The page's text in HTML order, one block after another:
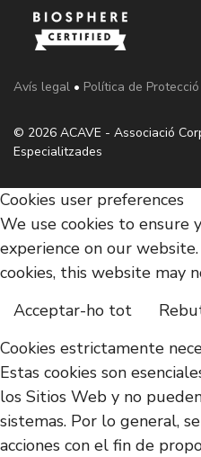
Avís legal • Política de
© 2026 ACAVE - Associació
Especialitzades
Cookies user preferences
We use cookies to
experience on our
cookies, this website may
Acceptar-ho tot
Cookies estrictamente
Estas cookies son
los Sitios Web y no
sistemas. Por lo general,
acciones con el fin de